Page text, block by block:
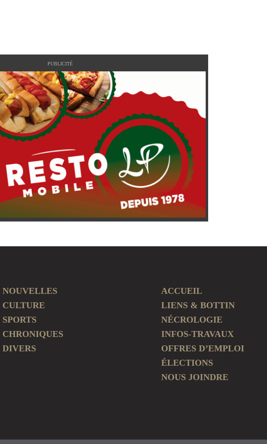
PUBLICITÉ
NOUVELLES
CULTURE
SPORTS
CHRONIQUES
DIVERS
ACCUEIL
LIENS & BOTTIN
NÉCROLOGIE
INFOS-TRAVAUX
OFFRES D’EMPLOI
ÉLECTIONS
NOUS JOINDRE